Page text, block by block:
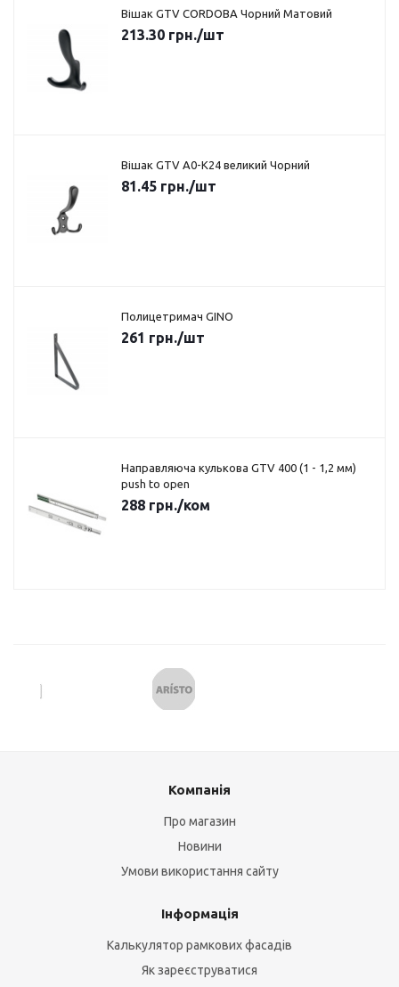
Вішак GTV CORDOBA Чорний Матовий
213.30 грн./шт
Вішак GTV A0-K24 великий Чорний
81.45 грн./шт
Полицетримач GINO
261 грн./шт
Направляюча кулькова GTV 400 (1 - 1,2 мм)
push to open
288 грн./ком
Компанія
Про магазин
Новини
Умови використання сайту
Інформація
Калькулятор рамкових фасадів
Як зареєструватися